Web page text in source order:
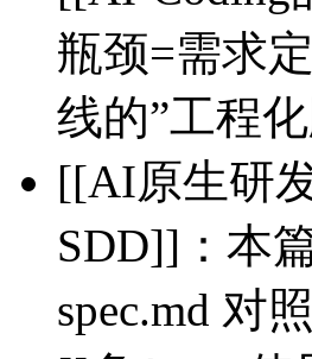
瓶颈=需求
线的”工程
[[AI原生研
SDD]]：本
spec.md 对照